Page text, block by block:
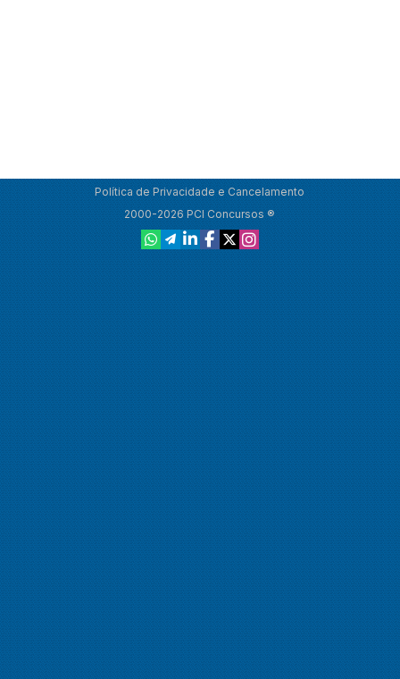
Política de Privacidade e Cancelamento
2000-2026 PCI Concursos ®